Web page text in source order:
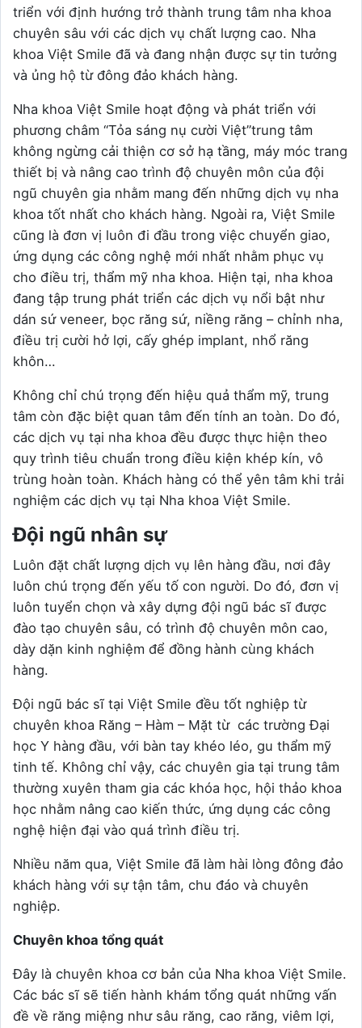
triển với định hướng trở thành trung tâm nha khoa
chuyên sâu với các dịch vụ chất lượng cao. Nha
khoa Việt Smile đã và đang nhận được sự tin tưởng
và ủng hộ từ đông đảo khách hàng.
Nha khoa Việt Smile hoạt động và phát triển với
phương châm “Tỏa sáng nụ cười Việt”trung tâm
không ngừng cải thiện cơ sở hạ tầng, máy móc trang
thiết bị và nâng cao trình độ chuyên môn của đội
ngũ chuyên gia nhằm mang đến những dịch vụ nha
khoa tốt nhất cho khách hàng. Ngoài ra, Việt Smile
cũng là đơn vị luôn đi đầu trong việc chuyển giao,
ứng dụng các công nghệ mới nhất nhằm phục vụ
cho điều trị, thẩm mỹ nha khoa. Hiện tại, nha khoa
đang tập trung phát triển các dịch vụ nổi bật như
dán sứ veneer, bọc răng sứ, niềng răng – chỉnh nha,
điều trị cười hở lợi, cấy ghép implant, nhổ răng
khôn…
Không chỉ chú trọng đến hiệu quả thẩm mỹ, trung
tâm còn đặc biệt quan tâm đến tính an toàn. Do đó,
các dịch vụ tại nha khoa đều được thực hiện theo
quy trình tiêu chuẩn trong điều kiện khép kín, vô
trùng hoàn toàn. Khách hàng có thể yên tâm khi trải
nghiệm các dịch vụ tại Nha khoa Việt Smile.
Đội ngũ nhân sự
Luôn đặt chất lượng dịch vụ lên hàng đầu, nơi đây
luôn chú trọng đến yếu tố con người. Do đó, đơn vị
luôn tuyển chọn và xây dựng đội ngũ bác sĩ được
đào tạo chuyên sâu, có trình độ chuyên môn cao,
dày dặn kinh nghiệm để đồng hành cùng khách
hàng.
Đội ngũ bác sĩ tại Việt Smile đều tốt nghiệp từ
chuyên khoa Răng – Hàm – Mặt từ các trường Đại
học Y hàng đầu, với bàn tay khéo léo, gu thẩm mỹ
tinh tế. Không chỉ vậy, các chuyên gia tại trung tâm
thường xuyên tham gia các khóa học, hội thảo khoa
học nhằm nâng cao kiến thức, ứng dụng các công
nghệ hiện đại vào quá trình điều trị.
Nhiều năm qua, Việt Smile đã làm hài lòng đông đảo
khách hàng với sự tận tâm, chu đáo và chuyên
nghiệp.
Chuyên khoa tổng quát
Đây là chuyên khoa cơ bản của Nha khoa Việt Smile.
Các bác sĩ sẽ tiến hành khám tổng quát những vấn
đề về răng miệng như sâu răng, cao răng, viêm lợi,